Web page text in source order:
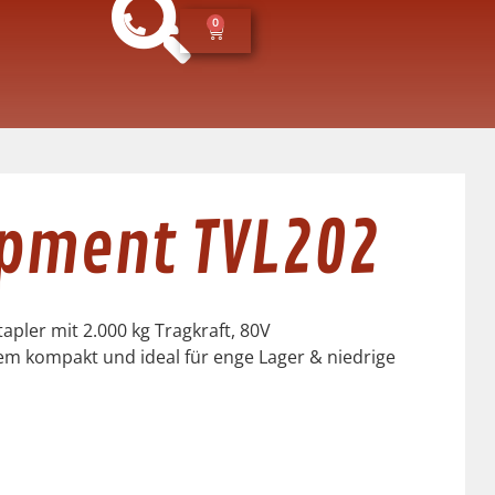
0
TVL202
mit 2.000 kg Tragkraft, 80V
kompakt und ideal für enge Lager & niedrige